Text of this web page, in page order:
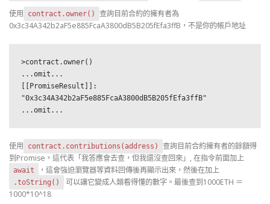
使用
contract.owner()
查詢目前合約的擁有者為
0x3c34A342b2aF5e885FcaA3800dB5B205fEfa3ffB，不是你的帳戶地址
>contract.owner()
...omit...
[[PromiseResult]]:
"0x3c34A342b2aF5e885FcaA3800dB5B205fEfa3ffB"
...omit...
使用 contract.contributions(address)
查詢目前合約擁有者的餘額得
到Promise，這代表「我答應會去查，但我還沒查回來」, 在指令前面加上
await ，這會強迫瀏覽器等資料回傳後再顯示出來，然後在加上
.toString()
可以讓它變成人類看得懂的數字。最後查到1000ETH ＝
1000*10^18